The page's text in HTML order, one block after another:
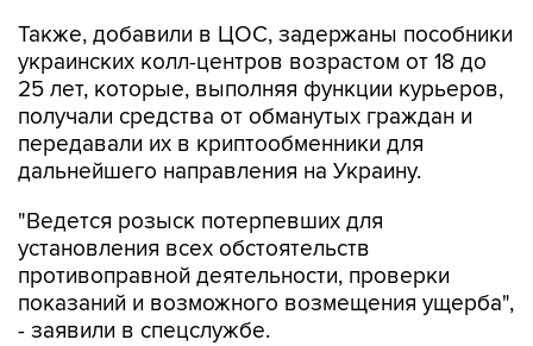
Также, добавили в ЦОС, задержаны пособники
украинских колл-центров возрастом от 18 до
25 лет, которые, выполняя функции курьеров,
получали средства от обманутых граждан и
передавали их в криптообменники для
дальнейшего направления на Украину.
"Ведется розыск потерпевших для
установления всех обстоятельств
противоправной деятельности, проверки
показаний и возможного возмещения ущерба",
- заявили в спецслужбе.